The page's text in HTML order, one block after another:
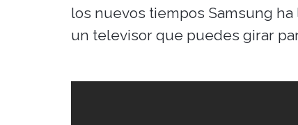
los nuevos tiempos Samsung
un televisor que puedes girar